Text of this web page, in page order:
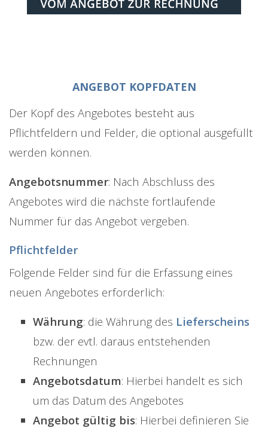
ANGEBOT KOPFDATEN
Der Kopf des Angebotes besteht aus
Pflichtfeldern und Felder, die optional ausgefüllt
werden können.
Angebotsnummer: Nach Abschluss des
Angebotes wird die nächste fortlaufende
Nummer für das Angebot vergeben.
Pflichtfelder
Folgende Felder sind für die Erfassung eines
neuen Angebotes erforderlich:
Währung: die Währung des Lieferscheins
bzw. der evtl. daraus entstehenden
Rechnungen
Angebotsdatum: Hierbei handelt es sich
um das Datum des Angebotes
Angebot gültig bis: Hierbei definieren Sie